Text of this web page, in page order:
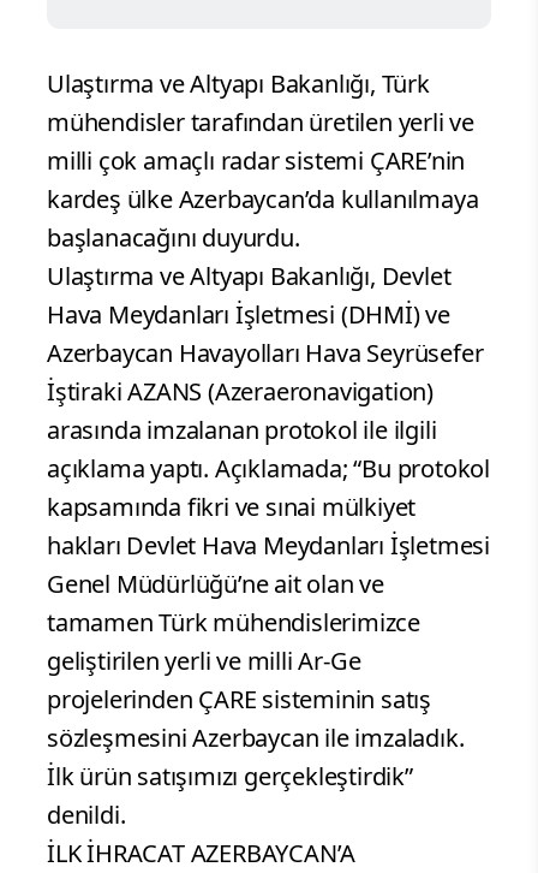
Ulaştırma ve Altyapı Bakanlığı, Türk
mühendisler tarafından üretilen yerli ve
milli çok amaçlı radar sistemi ÇARE’nin
kardeş ülke Azerbaycan’da kullanılmaya
başlanacağını duyurdu.
Ulaştırma ve Altyapı Bakanlığı, Devlet
Hava Meydanları İşletmesi (DHMİ) ve
Azerbaycan Havayolları Hava Seyrüsefer
İştiraki AZANS (Azeraeronavigation)
arasında imzalanan protokol ile ilgili
açıklama yaptı. Açıklamada; “Bu protokol
kapsamında fikri ve sınai mülkiyet
hakları Devlet Hava Meydanları İşletmesi
Genel Müdürlüğü’ne ait olan ve
tamamen Türk mühendislerimizce
geliştirilen yerli ve milli Ar-Ge
projelerinden ÇARE sisteminin satış
sözleşmesini Azerbaycan ile imzaladık.
İlk ürün satışımızı gerçekleştirdik”
denildi.
İLK İHRACAT AZERBAYCAN’A